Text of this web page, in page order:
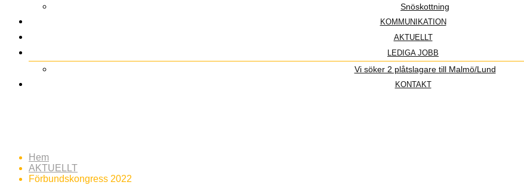
Snöskottning
KOMMUNIKATION
AKTUELLT
LEDIGA JOBB
Vi söker 2 plåtslagare till Malmö/Lund
KONTAKT
Hem
AKTUELLT
Förbundskongress 2022